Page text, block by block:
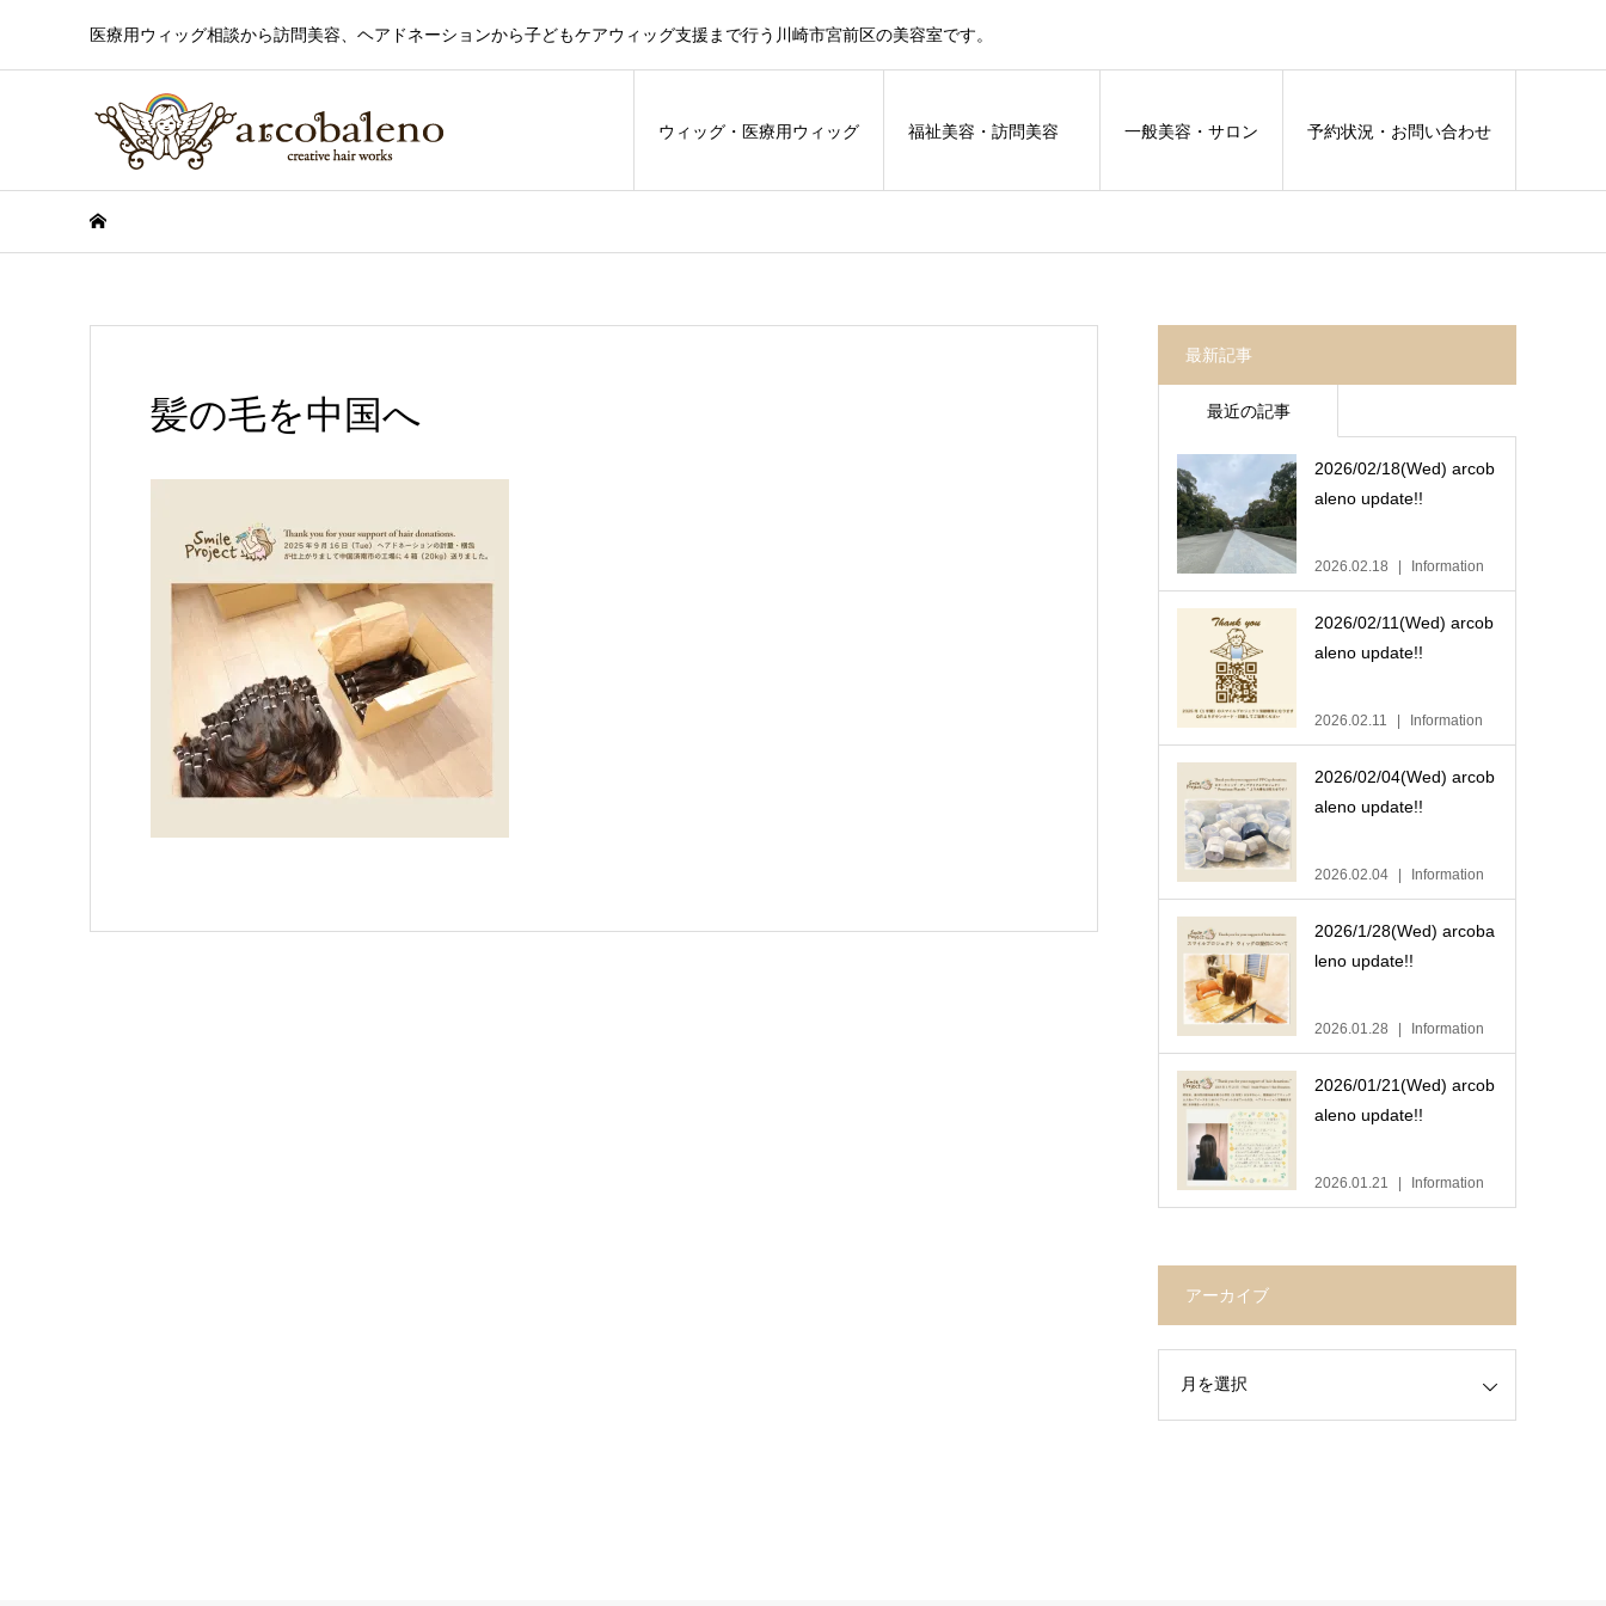
医療用ウィッグ相談から訪問美容、ヘアドネーションから子どもケアウィッグ支援まで行う川崎市宮前区の美容室です。
ウィッグ・医療用ウィッグ 福祉美容・訪問美容 一般美容・サロン 予約状況・お問い合わせ
髪の毛を中国へ
最新記事
最近の記事
2026/02/18(Wed) arcob
aleno update!!
2026.02.18 Information
2026/02/11(Wed) arcob
aleno update!!
2026.02.11 Information
2026/02/04(Wed) arcob
aleno update!!
2026.02.04 Information
2026/1/28(Wed) arcoba
leno update!!
2026.01.28 Information
2026/01/21(Wed) arcob
aleno update!!
2026.01.21 Information
アーカイブ